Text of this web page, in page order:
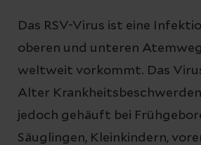
Das RSV-Virus ist eine
oberen und unteren
weltweit vorkommt. Das
Alter
jedoch gehäuft bei
Säuglingen, Kleinkindern,